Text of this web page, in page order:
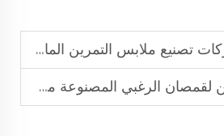
التمرين الماصة للرطوبة للتجارة الإلكترونية بين الشركات عالميًا
المصنوعة من الخيوط المصبوغة ثقةً في جميع أنحاء العالم